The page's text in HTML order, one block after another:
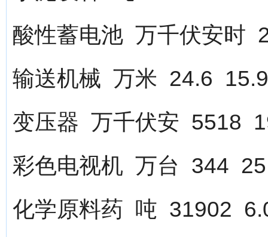
酸性蓄电池 万千伏安时
输送机械 万米 24.6 15.9
变压器 万千伏安 5518
彩色电视机 万台 344
化学原料药 吨 31902